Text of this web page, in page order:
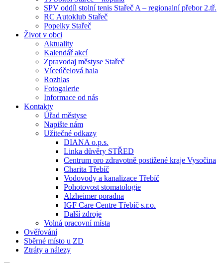
SPV oddíl stolní tenis Stařeč A – regionalní přebor 2.tř.
RC Autoklub Stařeč
Popelky Stařeč
Život v obci
Aktuality
Kalendář akcí
Zpravodaj městyse Stařeč
Víceúčelová hala
Rozhlas
Fotogalerie
Informace od nás
Kontakty
Úřad městyse
Napište nám
Užitečné odkazy
DIANA o.p.s.
Linka důvěry STŘED
Centrum pro zdravotně postižené kraje Vysočina
Charita Třebíč
Vodovody a kanalizace Třebíč
Pohotovost stomatologie
Alzheimer poradna
IGF Care Centre Třebíč s.r.o.
Další zdroje
Volná pracovní místa
Ověřování
Sběrné místo u ZD
Ztráty a nálezy